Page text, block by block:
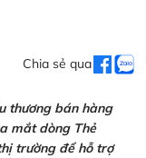
Chia sẻ qua
thương bán hàng
mắt dòng Thẻ
trường để hỗ trợ